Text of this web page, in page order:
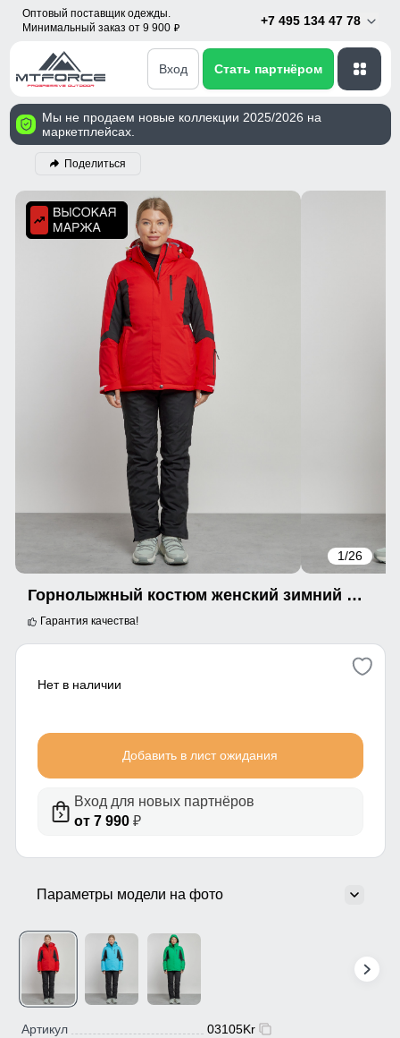
Оптовый поставщик одежды.
Минимальный заказ от 9 900 p
+7 495 134 47 78
Вход Стать партнёром
Мы не продаем новые коллекции 2025/2026 на
маркетплейсах.
Поделиться
1/26
Горнолыжный костюм женский зимний красного цвета 03105Kr
Гарантия качества!
Нет в наличии
Добавить в лист ожидания
Вход для новых партнёров
от 7 990₽
Параметры модели на фото
Артикул
03105Kr